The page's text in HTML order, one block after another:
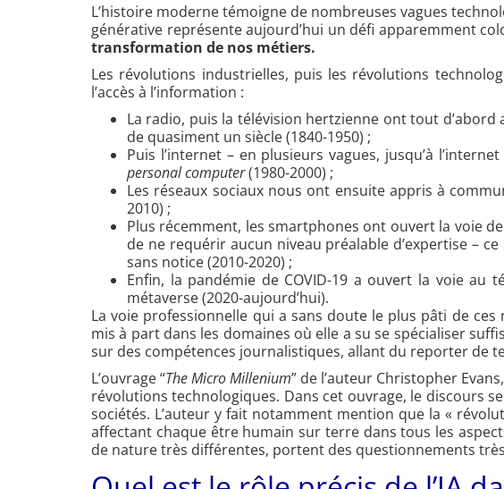
L’histoire moderne témoigne de nombreuses vagues
générative représente aujourd’hui un défi apparemment
transformation de nos métiers.
Les révolutions industrielles, puis les révolutions
l’accès à l’information :
La radio, puis la télévision hertzienne ont tout
de quasiment un siècle (1840-1950) ;
Puis l’internet – en plusieurs vagues, jusqu’à
personal computer(1980-2000) ;
Les réseaux sociaux nous ont ensuite appris à
2010) ;
Plus récemment, les smartphones ont ouvert la voie
de ne requérir aucun niveau préalable d’expertise –
sans notice (2010-2020) ;
Enfin, la pandémie de COVID-19 a ouvert la voie
métaverse (2020-aujourd’hui).
La voie professionnelle qui a sans doute le plus pâti de
mis à part dans les domaines où elle a su se spécialiser
sur des compétences journalistiques, allant du reporter de
L’ouvrage “The Micro Millenium” de l’auteur Christopher
révolutions technologiques. Dans cet ouvrage, le discours
sociétés. L’auteur y fait notamment mention que la «
affectant chaque être humain sur terre dans tous les
de nature très différentes, portent des questionnements